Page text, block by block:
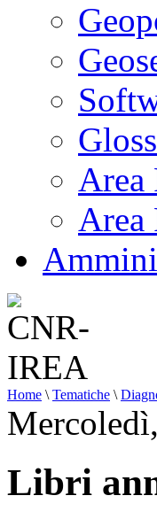
Area
Area
Home \ Tematiche \
Libri